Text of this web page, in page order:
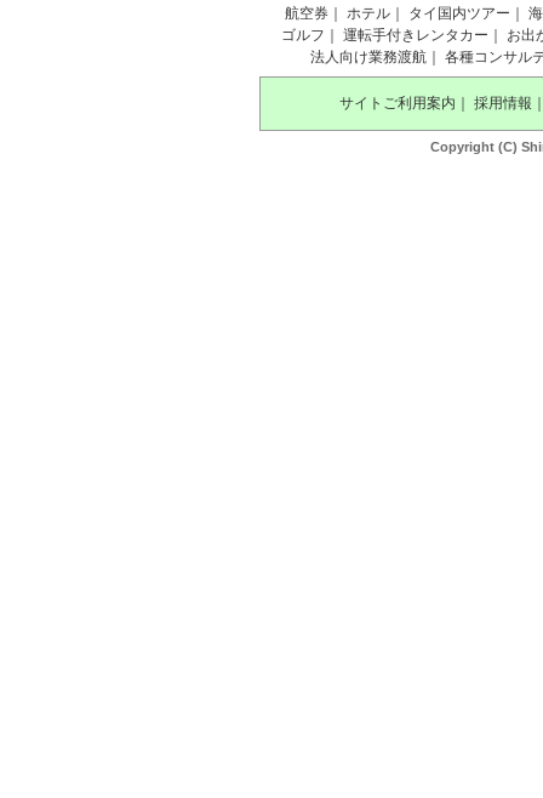
航空券 ホテル タイ国内ツアー
ゴルフ
運転手付きレンタカー
お出
法人向け業務渡航
各種コンサル
サイトご利用案内 採用情報
Copyright (C)